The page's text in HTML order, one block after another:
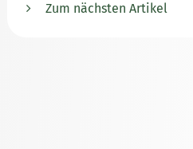
Zum nächsten Artikel